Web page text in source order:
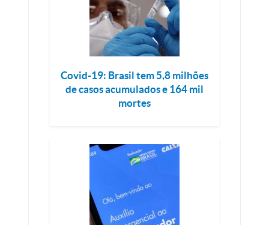
Covid-19: Brasil tem 5,8 milhões
de casos acumulados e 164 mil
mortes